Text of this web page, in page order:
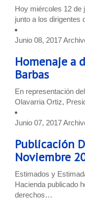
Hoy miércoles 12 de
junto a los dirigentes
Junio 08, 2017
Homenaje a
Barbas
En representación
Olavarria Ortiz,
Junio 07, 2017
Publicación
Noviembre
Estimados y
Hacienda publicado
derechos…